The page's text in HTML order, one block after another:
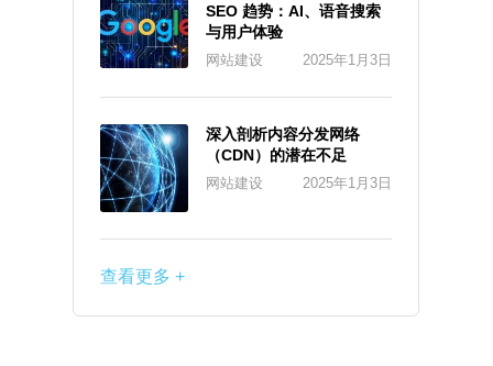
SEO 趋势：AI、语音搜索
与用户体验
网站建设 2025年1月3日
深入剖析内容分发网络
（CDN）的潜在不足
网站建设 2025年1月3日
查看更多 +